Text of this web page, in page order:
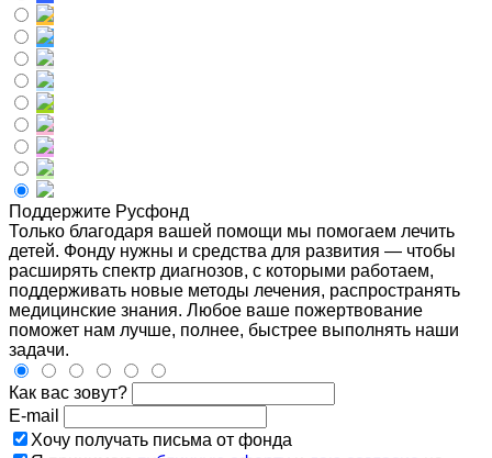
Поддержите Русфонд
Только благодаря вашей помощи мы помогаем лечить
детей. Фонду нужны и средства для развития — чтобы
расширять спектр диагнозов, с которыми работаем,
поддерживать новые методы лечения, распространять
медицинские знания. Любое ваше пожертвование
поможет нам лучше, полнее, быстрее выполнять наши
задачи.
Как вас зовут?
E-mail
Хочу получать письма от фонда